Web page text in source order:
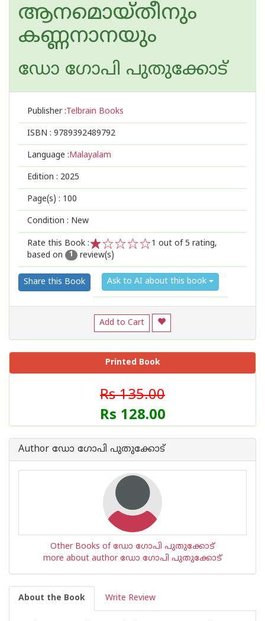
ആനമൊയ്തീനും
കണ്ണനാനയും
ഡോ ഗോപി പുതുക്കോട്
Publisher :Telbrain Books
ISBN : 9789392489792
Language :Malayalam
Edition : 2025
Page(s) : 100
Condition : New
Rate this Book :
2
1
1 out of 5 rating,
based on
1 review(s)
Share this Book Ask to AI about this book
Add to Cart
Printed Book
Rs 135.00
Rs 128.00
Author ഡോ ഗോപി പുതുക്കോട്
Other Books of ഡോ ഗോപി പുതുക്കോട്
more about author ഡോ ഗോപി പുതുക്കോട്
About the Book Write Review